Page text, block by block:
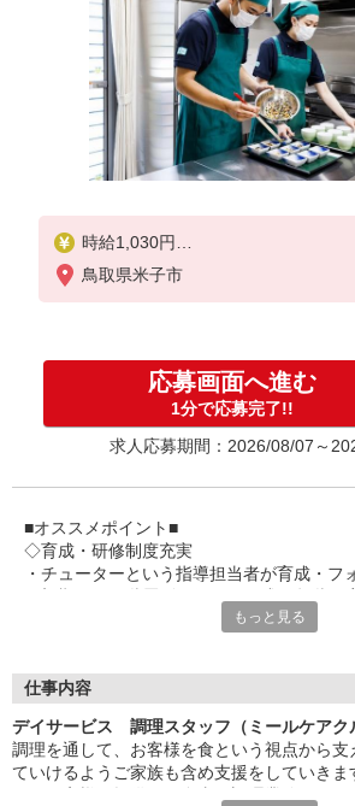
時給1,030円
★土日祝日は時給100円アップ！
鳥取県米子市
応募画面へ進む
1分で応募完了!!
求人応募期間：2026/08/07～
■オススメポイント■
◇育成・研修制度充実
・チューターという指導担当者が育成・フ
・キャリアアップ支援制度を活用して働き
・ツクイ独自の福祉厚生制度でプライベー
・子育て支援の福利厚生制度あり！子育て
・スタッフ何でも相談窓口やライフキャリ
口あり
もっと見る
仕事内容
デイサービス 調理スタッフ（ミールケアク
調理を通して、お客様を食という視点から支
ていけるようご家族も含め支援をしていきま